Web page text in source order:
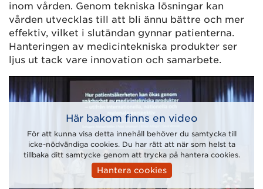
inom vården. Genom tekniska lösningar kan
vården utvecklas till att bli ännu bättre och mer
effektiv, vilket i slutändan gynnar patienterna.
Hanteringen av medicintekniska produkter ser
ljus ut tack vare innovation och samarbete.
Här bakom finns en video
För att kunna visa detta innehåll behöver du samtycka till
icke-nödvändiga cookies. Du har rätt att när som helst ta
tillbaka ditt samtycke genom att trycka på hantera cookies.
Hantera cookies